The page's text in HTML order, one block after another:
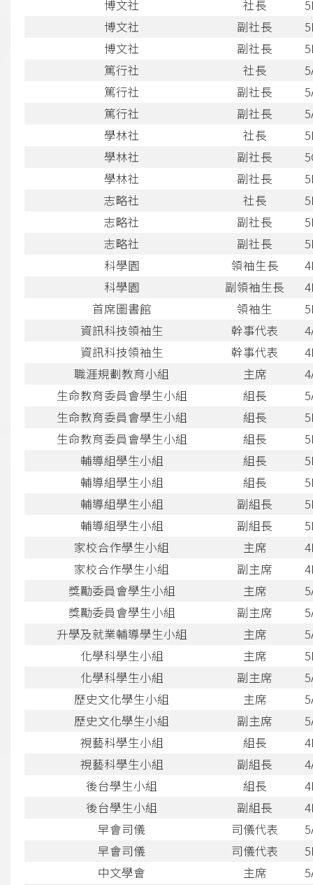
博文社 社長
博文社
副社長
博文社
副社長
篤行社
社長
篤行社
副社長
篤行社
副社長
學林社
社長
學林社
副社長
學林社
副社長
志略社
社長
志略社
副社長
志略社
副社長
科學園
領袖生長
科學園
副領袖生長
首席圖書館
領袖生
資訊科技領袖生
幹事代表
資訊科技領袖生
幹事代表
職涯規劃教育小組
主席
生命教育委員會學生小組
組長
生命教育委員會學生小組
組長
生命教育委員會學生小組
組長
輔導組學生小組
組長
輔導組學生小組
組長
輔導組學生小組
副組長
輔導組學生小組
副組長
家校合作學生小組
主席
家校合作學生小組
副主席
獎勵委員會學生小組
主席
獎勵委員會學生小組
副主席
升學及就業輔導學生小組
主席
化學科學生小組
主席
化學科學生小組
副主席
歷史文化學生小組
主席
歷史文化學生小組
副主席
視藝科學生小組
組長
視藝科學生小組
副組長
後台學生小組
組長
後台學生小組
副組長
早會司儀
司儀代表
早會司儀
司儀代表
中文學會
主席